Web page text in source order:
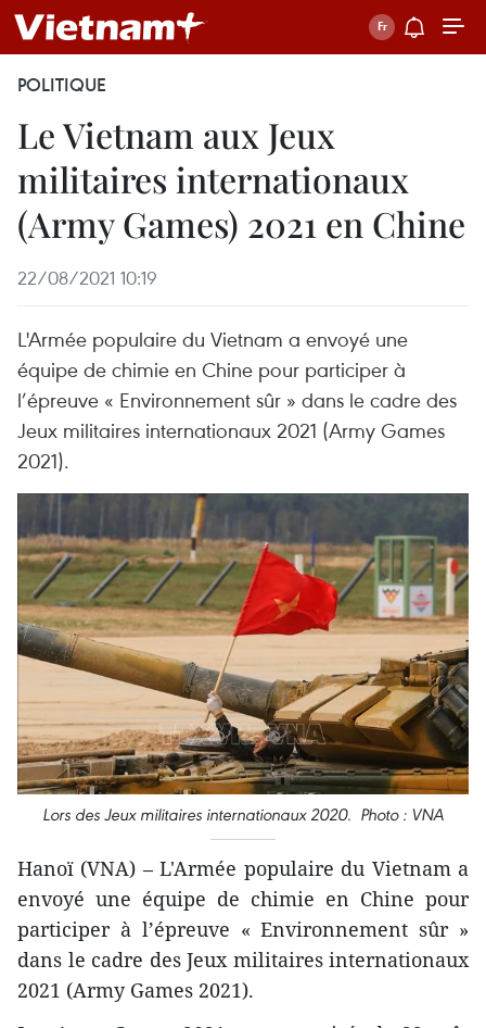
POLITIQUE
Le Vietnam aux Jeux
militaires internationaux
(Army Games) 2021 en Chine
22/08/2021 10:19
L'Armée populaire du Vietnam a envoyé une
équipe de chimie en Chine pour participer à
l’épreuve « Environnement sûr » dans le cadre des
Jeux militaires internationaux 2021 (Army Games
2021).
Lors des Jeux militaires internationaux 2020. Photo : VNA
Hanoï (VNA) – L'Armée populaire du Vietnam a
envoyé une équipe de chimie en Chine pour
participer à l’épreuve « Environnement sûr »
dans le cadre des Jeux militaires internationaux
2021 (Army Games 2021).